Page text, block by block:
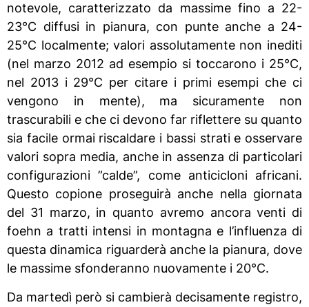
notevole, caratterizzato da massime fino a 22-
23°C diffusi in pianura, con punte anche a 24-
25°C localmente; valori assolutamente non inediti
(nel marzo 2012 ad esempio si toccarono i 25°C,
nel 2013 i 29°C per citare i primi esempi che ci
vengono in mente), ma sicuramente non
trascurabili e che ci devono far riflettere su quanto
sia facile ormai riscaldare i bassi strati e osservare
valori sopra media, anche in assenza di particolari
configurazioni ”calde”, come anticicloni africani.
Questo copione proseguirà anche nella giornata
del 31 marzo, in quanto avremo ancora venti di
foehn a tratti intensi in montagna e l’influenza di
questa dinamica riguarderà anche la pianura, dove
le massime sfonderanno nuovamente i 20°C.
Da martedì però si cambierà decisamente registro,